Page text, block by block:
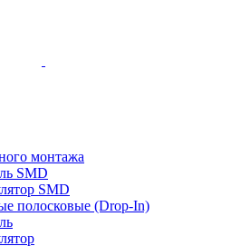
монтажа
SMD
SMD
полосковые (Drop-In)